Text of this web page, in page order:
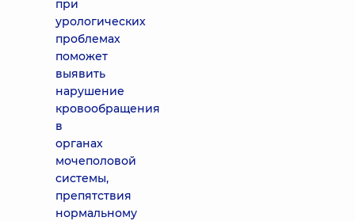
при
урологических
проблемах
поможет
выявить
нарушение
кровообращения
в
органах
мочеполовой
системы,
препятствия
нормальному